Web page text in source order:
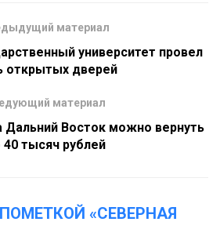
материал
университет провел
открытых дверей
материал
Дальний Восток можно вернуть
40 тысяч рублей
«СЕВЕРНАЯ